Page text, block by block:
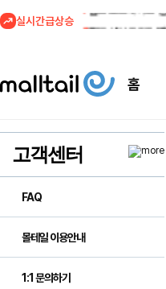
실시간급상승
5
홈
고객센터
FAQ
몰테일 이용안내
1:1 문의하기